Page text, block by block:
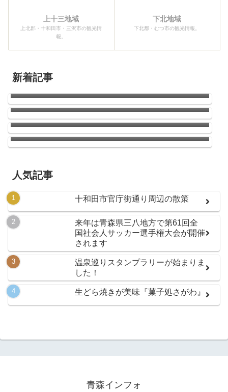
上十三地域
上北郡・十和田市・三沢市の観光情
報。
下北地域
下北郡・むつ市の観光情報。
新着記事
2026青森ねぶた祭開幕！！
南郷のひまわり
ウニの季節がやってきた！
人気記事
十和田市官庁街通り周辺の散策
来年は青森県三八地方で第61回全
国社会人サッカー選手権大会が開催
されます
温泉巡りスタンプラリーが始まりま
した！
生どら焼きが美味『菓子処さがわ』
青森インフォ